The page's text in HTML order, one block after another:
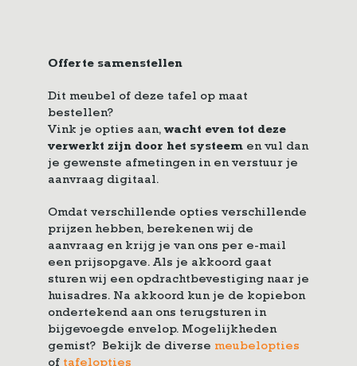
Offerte samenstellen
Dit meubel of deze tafel op maat
bestellen?
Vink je opties aan, wacht even tot deze
verwerkt zijn door het systeem en vul dan
je gewenste afmetingen in en verstuur je
aanvraag digitaal.
Omdat verschillende opties verschillende
prijzen hebben, berekenen wij de
aanvraag en krijg je van ons per e-mail
een prijsopgave. Als je akkoord gaat
sturen wij een opdrachtbevestiging naar je
huisadres. Na akkoord kun je de kopiebon
ondertekend aan ons terugsturen in
bijgevoegde envelop. Mogelijkheden
gemist? Bekijk de diverse meubelopties